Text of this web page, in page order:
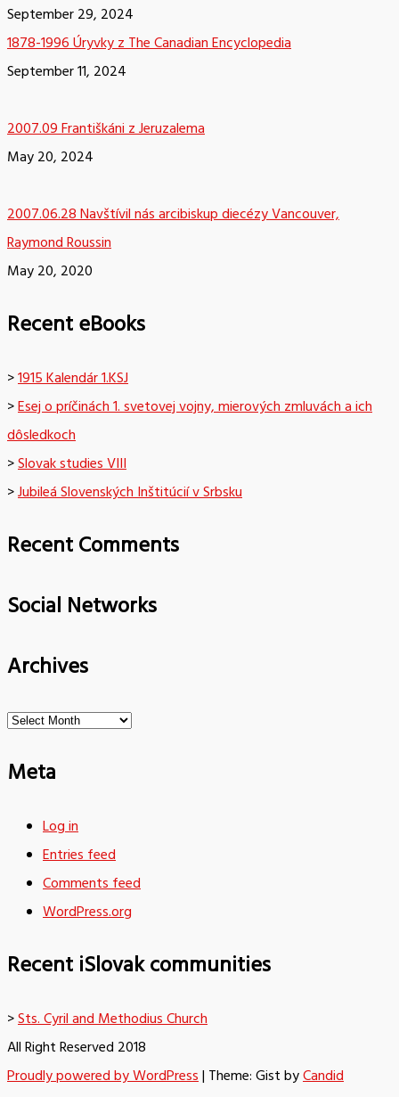
September 29, 2024
1878-1996 Úryvky z The Canadian Encyclopedia
September 11, 2024
2007.09 Františkáni z Jeruzalema
May 20, 2024
2007.06.28 Navštívil nás arcibiskup diecézy Vancouver,
Raymond Roussin
May 20, 2020
Recent eBooks
>1915 Kalendár 1.KSJ
>Esej o príčinách 1. svetovej vojny, mierových zmluvách a ich
dôsledkoch
>Slovak studies VIII
>Jubileá Slovenských Inštitúcií v Srbsku
Recent Comments
Social Networks
Archives
Archives
Meta
Log in
Entries feed
Comments feed
WordPress.org
Recent iSlovak communities
>Sts. Cyril and Methodius Church
All Right Reserved 2018
Proudly powered by WordPress| Theme: Gist byCandid